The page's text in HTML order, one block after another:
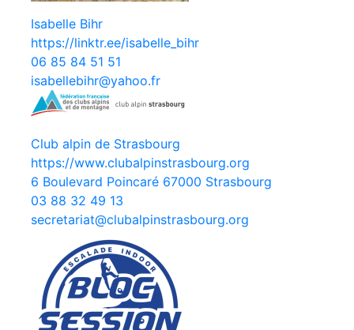
Isabelle Bihr
https://linktr.ee/isabelle_bihr
06 85 84 51 51
isabellebihr@yahoo.fr
Club alpin de Strasbourg
https://www.clubalpinstrasbourg.org
6 Boulevard Poincaré 67000 Strasbourg
03 88 32 49 13
secretariat@clubalpinstrasbourg.org